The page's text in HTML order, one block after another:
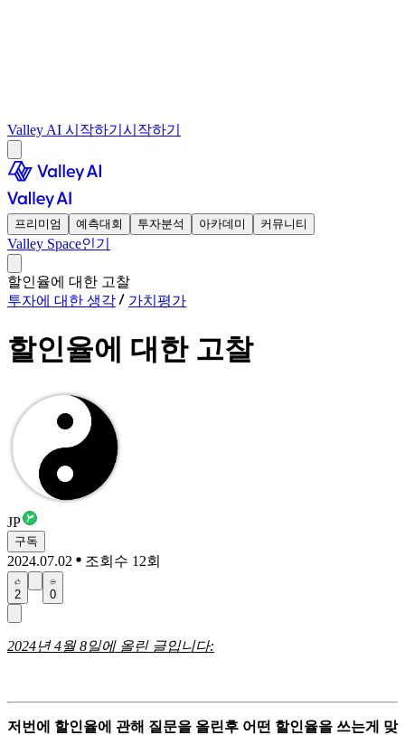
Valley AI 시작하기 시작하기
프리미엄 예측대회 투자분석 아카데미 커뮤니티
Valley Space인기
할인율에 대한 고찰
투자에 대한 생각
가치평가
할인율에 대한 고찰
JP
구독
2024.07.02 조회수 12회
2 0
2024년 4월 8일에 올린 글입니다:
저번에 할인율에 관해 질문을 올린후 어떤 할인율을 쓰는게 맞